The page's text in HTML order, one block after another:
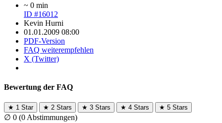
~ 0 min
ID #16012
Kevin Hurni
01.01.2009 08:00
PDF-Version
FAQ weiterempfehlen
X (Twitter)
Bewertung der FAQ
★ 1 Star ★ 2 Stars ★ 3 Stars ★ 4 Stars ★ 5 Stars
∅ 0 (0 Abstimmungen)